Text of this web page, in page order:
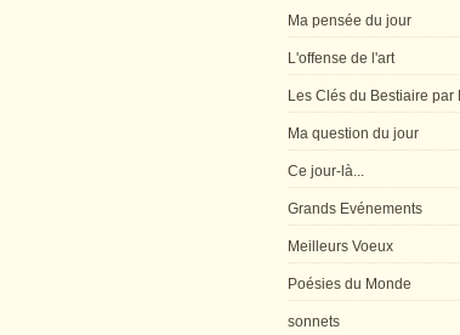
Ma pensée du jour
L'offense de l'art
Les Clés du Bestiaire par
Ma question du jour
Ce jour-là...
Grands Evénements
Meilleurs Voeux
Poésies du Monde
sonnets